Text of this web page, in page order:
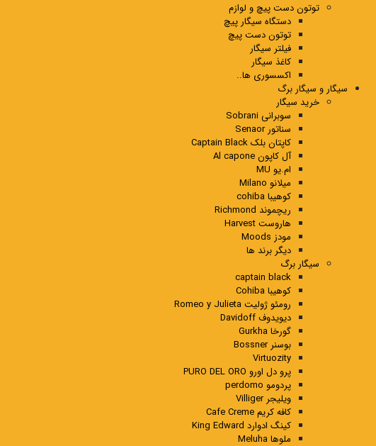
توتون دست پیچ و لوازم
دستگاه سیگار پیچ
توتون دست پیچ
فیلتر سیگار
کاغذ سیگار
اکسسوری ها..
سیگار و سیگار برگ
خرید سیگار
سوبرانی Sobrani
سناتور Senaor
کاپتان بلک Captain Black
آل کاپون Al capone
ام.یو MU
میلانو Milano
کوهیبا cohiba
ریچموند Richmond
هاروست Harvest
مودز Moods
دیگر برند ها
سیگار برگ
captain black
کوهیبا Cohiba
رومئو ژولیت Romeo y Julieta
دیویدوف Davidoff
گورخا Gurkha
بوسنر Bossner
Virtuozity
پرو دل اورو PURO DEL ORO
پردومو perdomo
ویلیجر Villiger
کافه کریم Cafe Creme
کینگ ادوارد King Edward
ملوها Meluha